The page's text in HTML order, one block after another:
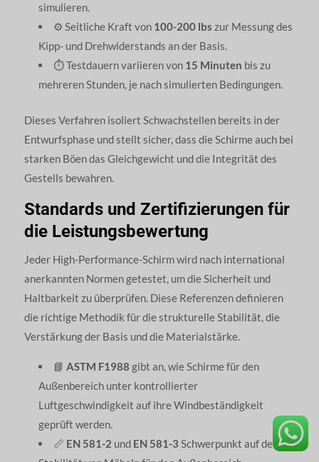
simulieren.
⚙️ Seitliche Kraft von 100-200 lbs zur Messung des
Kipp- und Drehwiderstands an der Basis.
⏱️ Testdauern variieren von 15 Minuten bis zu
mehreren Stunden, je nach simulierten Bedingungen.
Dieses Verfahren isoliert Schwachstellen bereits in der
Entwurfsphase und stellt sicher, dass die Schirme auch bei
starken Böen das Gleichgewicht und die Integrität des
Gestells bewahren.
Standards und Zertifizierungen für
die Leistungsbewertung
Jeder High-Performance-Schirm wird nach international
anerkannten Normen getestet, um die Sicherheit und
Haltbarkeit zu überprüfen. Diese Referenzen definieren
die richtige Methodik für die strukturelle Stabilität, die
Verstärkung der Basis und die Materialstärke.
📘 ASTM F1988 gibt an, wie Schirme für den
Außenbereich unter kontrollierter
Luftgeschwindigkeit auf ihre Windbeständigkeit
geprüft werden.
📏 EN 581-2 und EN 581-3 Schwerpunkt auf der